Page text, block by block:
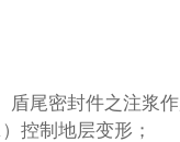
盾尾密封件之注浆
）控制地层变形；